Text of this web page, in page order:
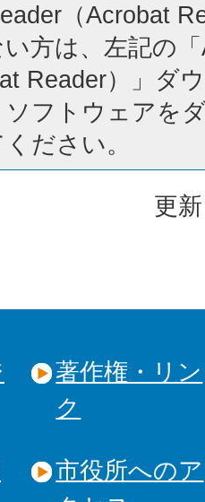
（Acrobat
方は、左記の
Reader）」ダ
フトウェアを
ださい。
更
著作権・リン
ク
市役所へのア